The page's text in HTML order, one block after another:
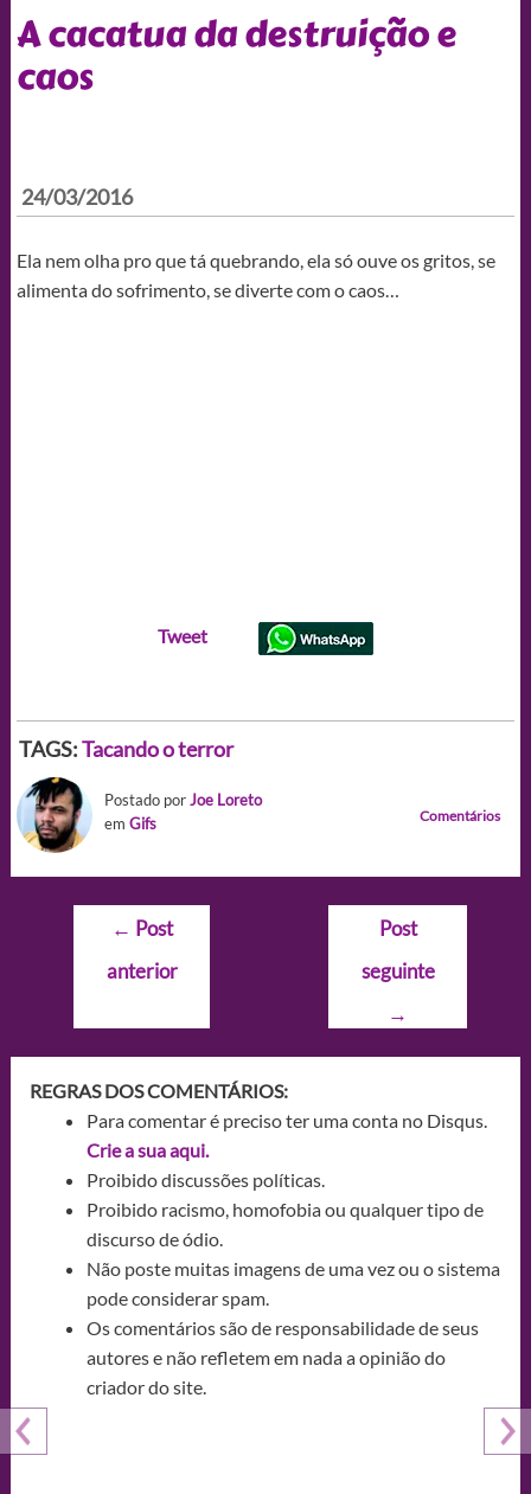
A cacatua da destruição e
caos
24/03/2016
Ela nem olha pro que tá quebrando, ela só ouve os gritos, se
alimenta do sofrimento, se diverte com o caos…
Tweet
TAGS:Tacando o terror
Postado porJoe Loreto
em Gifs Comentários
Navegação
Post
← Post
anterior
Post
seguinte
→
REGRAS DOS COMENTÁRIOS:
Para comentar é preciso ter uma conta no Disqus.
Crie a sua aqui.
Proibido discussões políticas.
Proibido racismo, homofobia ou qualquer tipo de
discurso de ódio.
Não poste muitas imagens de uma vez ou o sistema
pode considerar spam.
Os comentários são de responsabilidade de seus
autores e não refletem em nada a opinião do
criador do site.